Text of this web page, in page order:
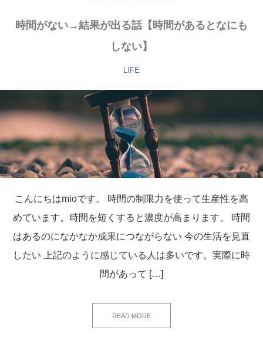
時間がない→結果が出る話【時間があるとなにも
しない】
LIFE
こんにちはmioです。 時間の制限力を使って生産性を高
めています。時間を短くすると濃度が高まります。 時間
はあるのになかなか成果につながらない 今の生活を見直
したい 上記のように感じている人は多いです。実際に時
間があって […]
READ MORE